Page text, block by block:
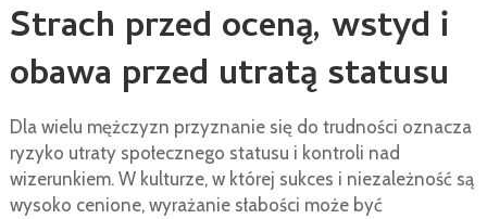
Strach przed oceną, wstyd i
obawa przed utratą statusu
Dla wielu mężczyzn przyznanie się do trudności oznacza
ryzyko utraty społecznego statusu i kontroli nad
wizerunkiem. W kulturze, w której sukces i niezależność są
wysoko cenione, wyrażanie słabości może być